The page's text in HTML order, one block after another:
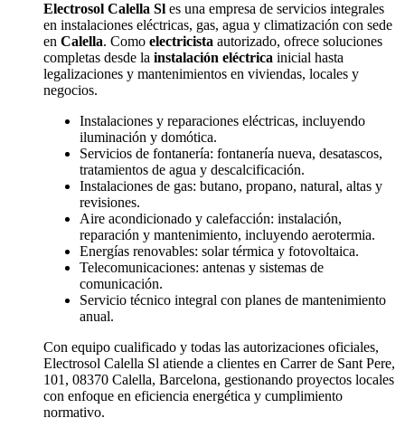
Electrosol Calella Sl es una empresa de servicios integrales
en instalaciones eléctricas, gas, agua y climatización con sede
en Calella. Como electricista autorizado, ofrece soluciones
completas desde la instalación eléctrica inicial hasta
legalizaciones y mantenimientos en viviendas, locales y
negocios.
Instalaciones y reparaciones eléctricas, incluyendo
iluminación y domótica.
Servicios de fontanería: fontanería nueva, desatascos,
tratamientos de agua y descalcificación.
Instalaciones de gas: butano, propano, natural, altas y
revisiones.
Aire acondicionado y calefacción: instalación,
reparación y mantenimiento, incluyendo aerotermia.
Energías renovables: solar térmica y fotovoltaica.
Telecomunicaciones: antenas y sistemas de
comunicación.
Servicio técnico integral con planes de mantenimiento
anual.
Con equipo cualificado y todas las autorizaciones oficiales,
Electrosol Calella Sl atiende a clientes en Carrer de Sant Pere,
101, 08370 Calella, Barcelona, gestionando proyectos locales
con enfoque en eficiencia energética y cumplimiento
normativo.